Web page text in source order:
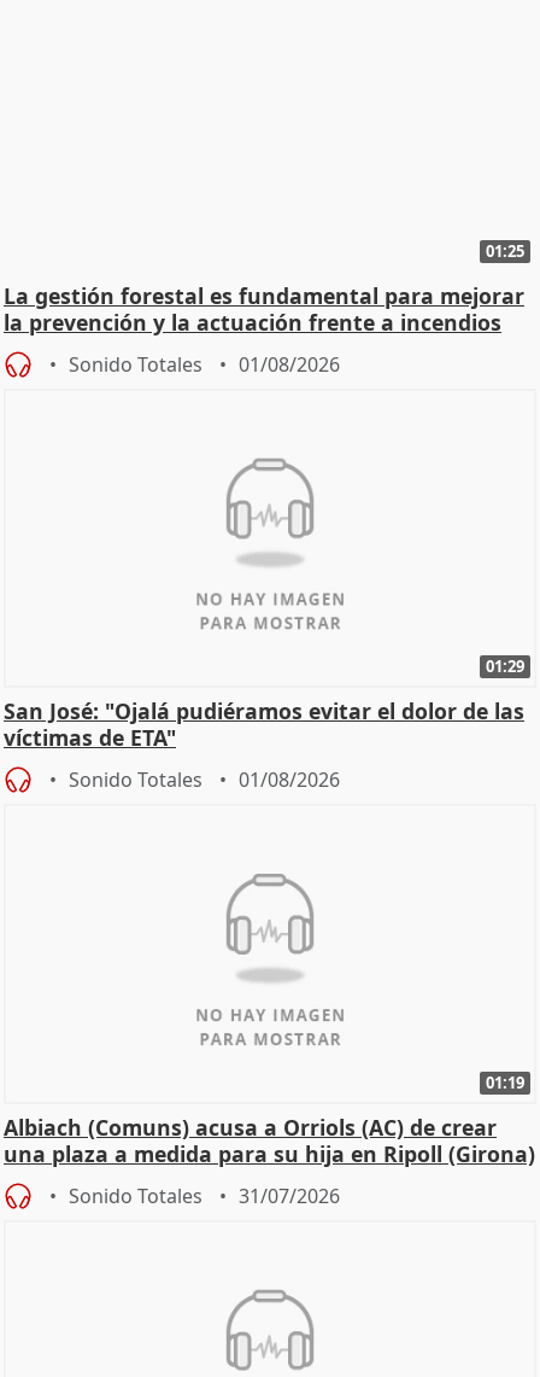
01:25
La gestión forestal es fundamental para mejorar
la prevención y la actuación frente a incendios
Sonido Totales 01/08/2026
01:29
San José: "Ojalá pudiéramos evitar el dolor de las
víctimas de ETA"
Sonido Totales 01/08/2026
01:19
Albiach (Comuns) acusa a Orriols (AC) de crear
una plaza a medida para su hija en Ripoll (Girona)
Sonido Totales 31/07/2026